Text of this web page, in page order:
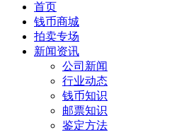
首页
钱币商城
拍卖专场
新闻资讯
公司新闻
行业动态
钱币知识
邮票知识
鉴定方法